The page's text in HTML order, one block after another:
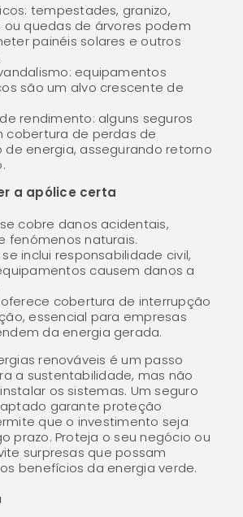
tempestades, granizo,
ou quedas de árvores podem
painéis solares e outros
equipamentos
são um alvo crescente de
rendimento: alguns seguros
cobertura de perdas de
de energia, assegurando retorno
a apólice certa
cobre danos acidentais,
fenómenos naturais.
inclui responsabilidade civil,
causem danos a
cobertura de interrupção
essencial para empresas
da energia gerada.
renováveis é um passo
a sustentabilidade, mas não
os sistemas. Um seguro
garante proteção
que o investimento seja
prazo. Proteja o seu negócio ou
surpresas que possam
benefícios da energia verde.